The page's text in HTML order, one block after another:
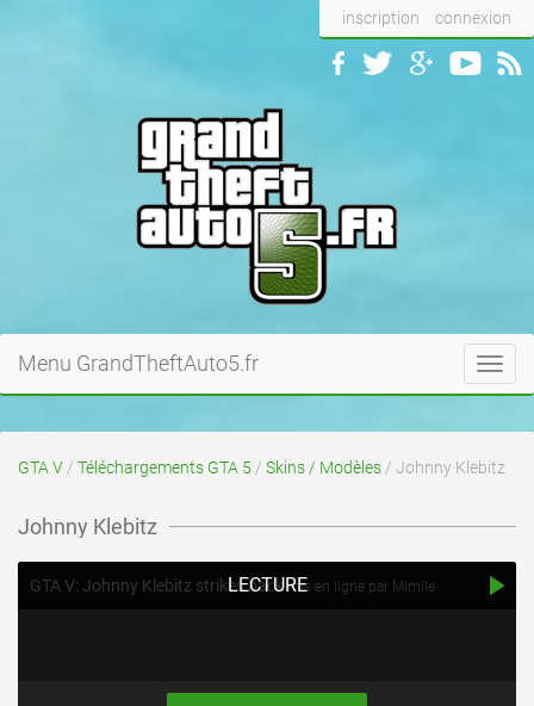
inscription connexion
Menu GrandTheftAuto5.fr
GTA V / Téléchargements GTA 5 / Skins / Modèles / Johnny Klebitz
Johnny Klebitz
GTA V: Johnny Klebitz strikes backmis en ligne par Mimile
LECTURE